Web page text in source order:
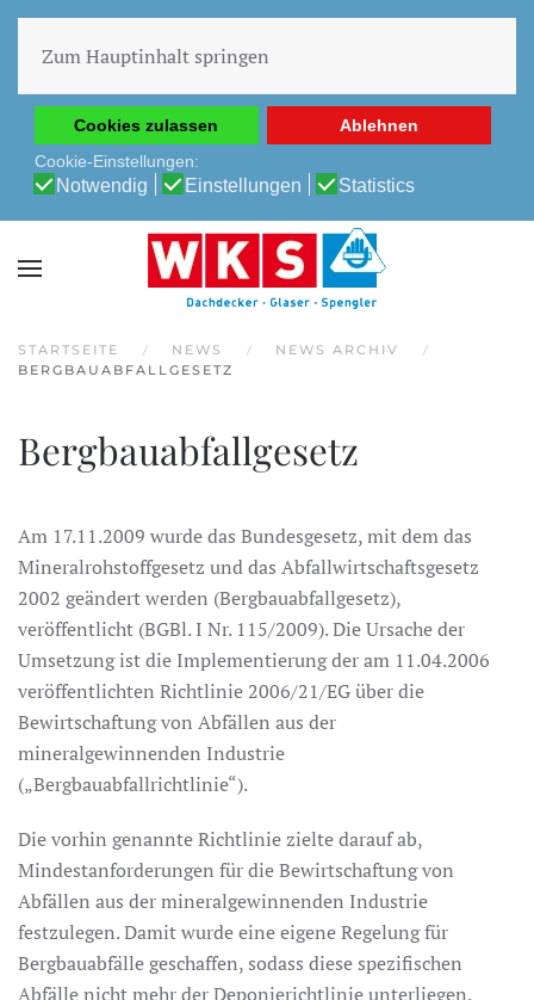
Erfahrung auf unserer Website zu ermöglichen.
Cookie-Richtlinie
Datenschutz-Bestimmungen
Cookies zulassen
Ablehnen
Cookie-Einstellungen:
Notwendig Einstellungen Statistics
Zum Hauptinhalt springen
STARTSEITE NEWS
NEWS ARCHIV
BERGBAUABFALLGESETZ
Bergbauabfallgesetz
Am 17.11.2009 wurde das Bundesgesetz, mit dem das
Mineralrohstoffgesetz und das Abfallwirtschaftsgesetz
2002 geändert werden (Bergbauabfallgesetz),
veröffentlicht (BGBl. I Nr. 115/2009). Die Ursache der
Umsetzung ist die Implementierung der am 11.04.2006
veröffentlichten Richtlinie 2006/21/EG über die
Bewirtschaftung von Abfällen aus der
mineralgewinnenden Industrie
(„Bergbauabfallrichtlinie“).
Die vorhin genannte Richtlinie zielte darauf ab,
Mindestanforderungen für die Bewirtschaftung von
Abfällen aus der mineralgewinnenden Industrie
festzulegen. Damit wurde eine eigene Regelung für
Bergbauabfälle geschaffen, sodass diese spezifischen
Abfälle nicht mehr der Deponierichtlinie unterliegen.